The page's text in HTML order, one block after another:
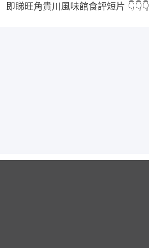
即睇旺角貴川風味館食評短片 👇👇👇